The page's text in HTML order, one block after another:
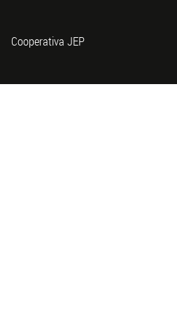
Cooperativa JEP